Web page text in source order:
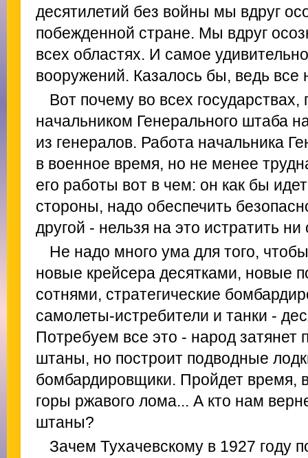
десятилетий без войны мы вдруг
побежденной стране. Мы вдруг
всех областях. И самое
вооружений. Казалось бы, ведь все
Вот почему во всех
начальником Генерального штаба
из генералов. Работа начальника
в военное время, но не менее
его работы вот в чем: он как бы
стороны, надо обеспечить
другой - нельзя на это истратить
Не надо много ума для того,
новые крейсера десятками, новые
сотнями, стратегические
самолеты-истребители и танки -
Потребуем все это - народ затянет
штаны, но построит подводные
бомбардировщики. Пройдет время,
горы ржавого лома... А кто нам
штаны?
Зачем Тухачевскому в 1927 году